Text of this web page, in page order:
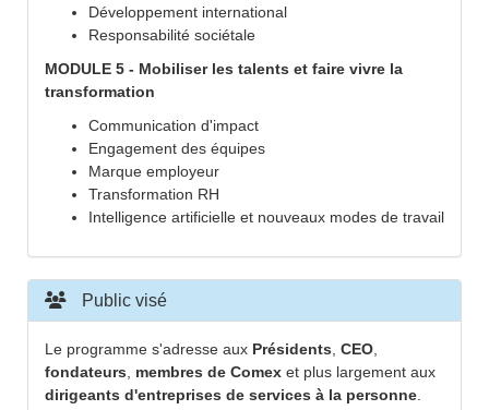
Développement international
Responsabilité sociétale
MODULE 5 - Mobiliser les talents et faire vivre la
transformation
Communication d'impact
Engagement des équipes
Marque employeur
Transformation RH
Intelligence artificielle et nouveaux modes de travail
Public visé
Le programme s'adresse aux Présidents, CEO,
fondateurs, membres de Comex et plus largement aux
dirigeants d'entreprises de services à la personne.